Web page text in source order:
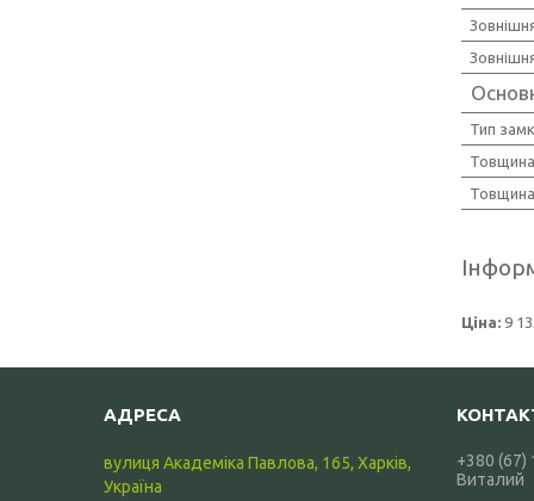
Тип
Товщина
Ціна: 9
вулиця Академіка Павлова, 165, Харків,
Україна
+380 (67)
Виталий